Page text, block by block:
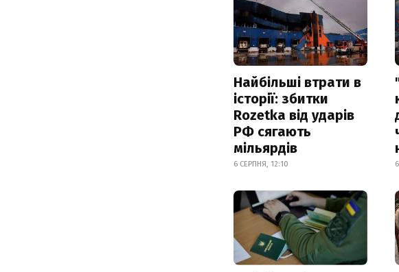
Найбільші втрати в
історії: збитки
Rozetka від ударів
РФ сягають
мільярдів
6 СЕРПНЯ, 12:10